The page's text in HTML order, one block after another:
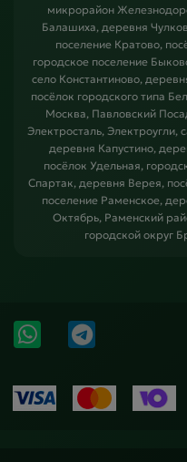
микрорайон
Балашиха, деревня
поселение Кратово,
городское поселение
село Константиново,
посёлок городского типа
Москва, Павловский
Электросталь, Электроугли,
деревня Капустино,
посёлок Удельная,
Спартак, деревня Верея,
поселение Раменское,
Октябрь, Раменский
городской округ